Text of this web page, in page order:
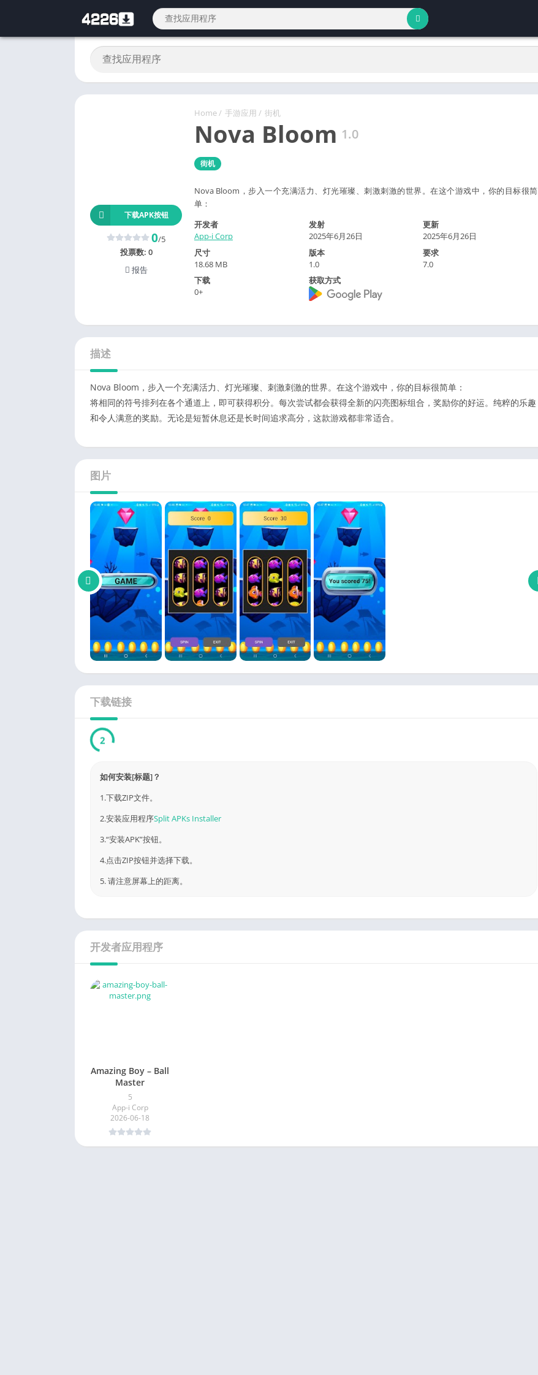
Home/ 手游应用 / 街机
Nova Bloom 1.0
街机
Nova Bloom，步入一个充满活力、灯光璀璨、刺激刺激的世界。在这个游戏中，你的目标很简
单：
下载APK按钮
0/5
投票数: 0
报告
开发者
App-i Corp
发射
2025年6月26日
更新
2025年6月26日
尺寸
18.68 MB
版本
1.0
要求
7.0
下载
0+
获取方式
描述
Nova Bloom，步入一个充满活力、灯光璀璨、刺激刺激的世界。在这个游戏中，你的目标很简单：
将相同的符号排列在各个通道上，即可获得积分。每次尝试都会获得全新的闪亮图标组合，奖励你的好运。纯粹的乐趣
和令人满意的奖励。无论是短暂休息还是长时间追求高分，这款游戏都非常适合。
图片
下载链接
1
如何安装[标题]？
1.下载ZIP文件。
2.安装应用程序Split APKs Installer
3.“安装APK”按钮。
4.点击ZIP按钮并选择下载。
5. 请注意屏幕上的距离。
开发者应用程序
Amazing Boy – Ball
Master
5
App-i Corp
2026-06-18